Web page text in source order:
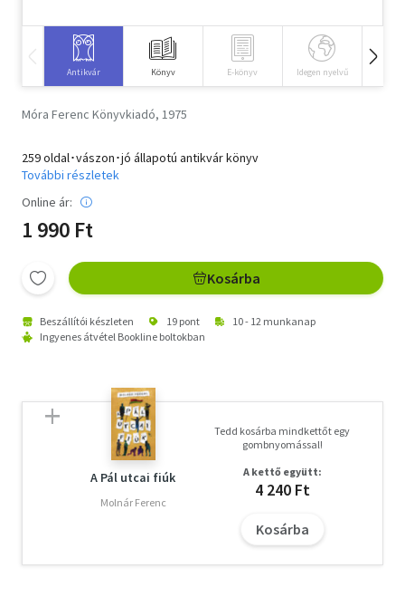
Antikvár Könyv E-könyv Idegen nyelvű
Móra Ferenc Könyvkiadó, 1975
259 oldal･vászon･jó állapotú antikvár könyv
További részletek
Online ár:
1 990 Ft
Kosárba
Beszállítói készleten 19 pont
10 - 12 munkanap
Ingyenes átvétel Bookline boltokban
A Pál utcai fiúk
Molnár Ferenc
Tedd kosárba mindkettőt egy
gombnyomással!
A kettő együtt:
4 240 Ft
Kosárba